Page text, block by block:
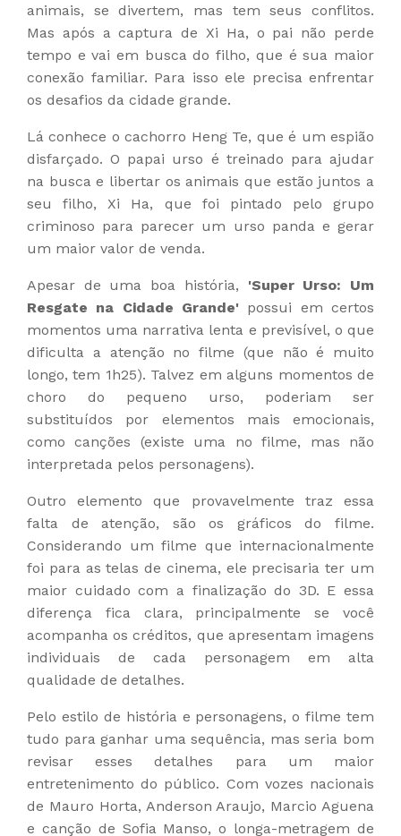
animais, se divertem, mas tem seus conflitos.
Mas após a captura de Xi Ha, o pai não perde
tempo e vai em busca do filho, que é sua maior
conexão familiar. Para isso ele precisa enfrentar
os desafios da cidade grande.
Lá conhece o cachorro Heng Te, que é um espião
disfarçado. O papai urso é treinado para ajudar
na busca e libertar os animais que estão juntos a
seu filho, Xi Ha, que foi pintado pelo grupo
criminoso para parecer um urso panda e gerar
um maior valor de venda.
Apesar de uma boa história, 'Super Urso: Um
Resgate na Cidade Grande' possui em certos
momentos uma narrativa lenta e previsível, o que
dificulta a atenção no filme (que não é muito
longo, tem 1h25). Talvez em alguns momentos de
choro do pequeno urso, poderiam ser
substituídos por elementos mais emocionais,
como canções (existe uma no filme, mas não
interpretada pelos personagens).
Outro elemento que provavelmente traz essa
falta de atenção, são os gráficos do filme.
Considerando um filme que internacionalmente
foi para as telas de cinema, ele precisaria ter um
maior cuidado com a finalização do 3D. E essa
diferença fica clara, principalmente se você
acompanha os créditos, que apresentam imagens
individuais de cada personagem em alta
qualidade de detalhes.
Pelo estilo de história e personagens, o filme tem
tudo para ganhar uma sequência, mas seria bom
revisar esses detalhes para um maior
entretenimento do público. Com vozes nacionais
de Mauro Horta, Anderson Araujo, Marcio Aguena
e canção de Sofia Manso, o longa-metragem de